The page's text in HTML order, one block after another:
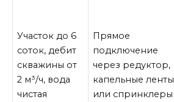
Участок до 6
соток, дебит
скважины от
2 м³/ч, вода
чистая
Прямое
подключение
через редуктор,
капельные ленты
или спринклеры